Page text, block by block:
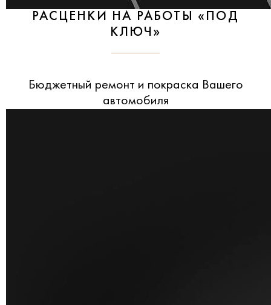
РАСЦЕНКИ НА РАБОТЫ «ПОД
КЛЮЧ»
Бюджетный ремонт и покраска Вашего
автомобиля